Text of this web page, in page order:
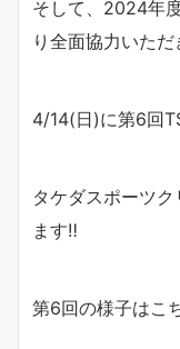
そして、2024年
り全面協力いただ
4/14(日)に第6回
タケダスポーツ
ます‼︎
第6回の様子はこ